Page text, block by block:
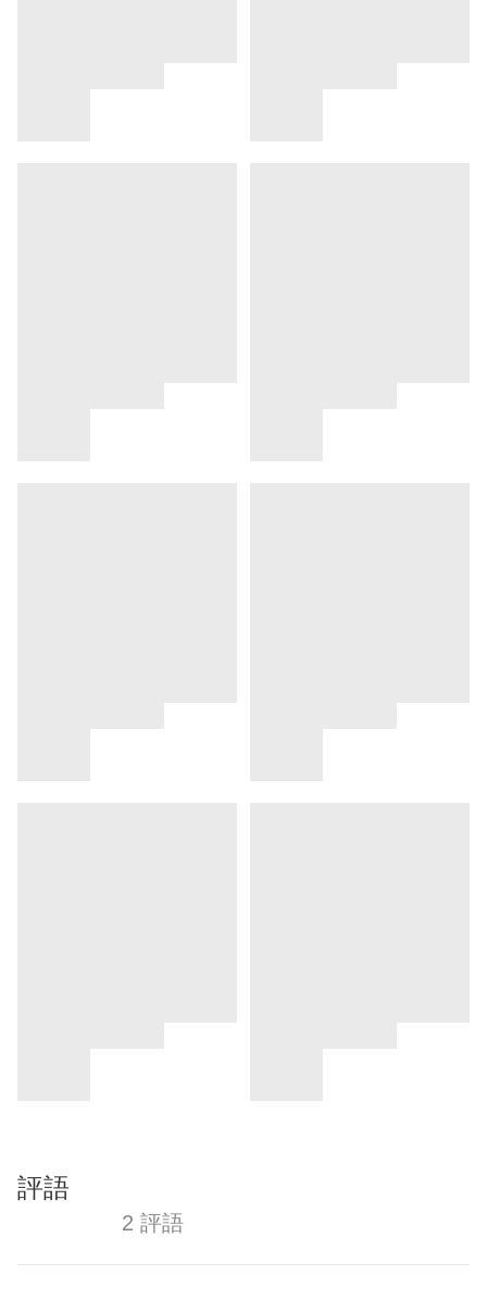
評語
2 評語